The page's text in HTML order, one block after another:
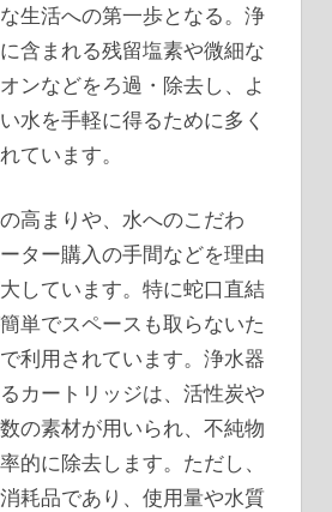
生活への第一歩となる。浄
含まれる残留塩素や微細な
ンなどをろ過・除去し、よ
水を手軽に得るために多く
ています。
高まりや、水へのこだわ
ター購入の手間などを理由
しています。特に蛇口直結
単でスペースも取らないた
利用されています。浄水器
カートリッジは、活性炭や
の素材が用いられ、不純物
的に除去します。ただし、
耗品であり、使用量や水質